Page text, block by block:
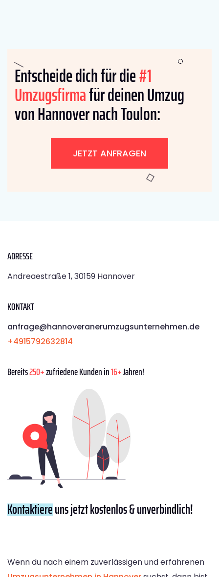
Entscheide dich für die#1
Umzugsfirmafür deinen Umzug
von Hannover nach Toulon:
JETZT ANFRAGEN
ADRESSE
Andreaestraße 1, 30159 Hannover
KONTAKT
anfrage@hannoveranerumzugsunternehmen.de
+4915792632814
Bereits250+zufriedene Kunden in16+Jahren!
Kontaktiereuns jetzt kostenlos & unverbindlich!
Wenn du nach einem zuverlässigen und erfahrenen